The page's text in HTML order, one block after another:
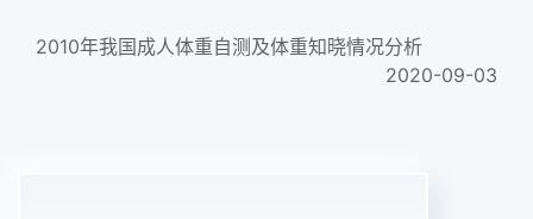
2010年我国成人体重自测及体重知晓情况分析
2020-09-03